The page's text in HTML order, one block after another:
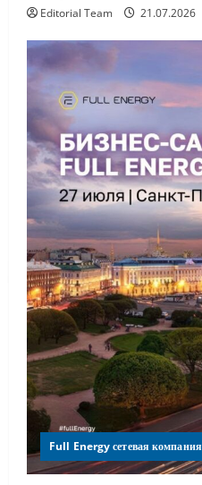
Editorial Team 21.07.2026
Full Energy сетевая компания